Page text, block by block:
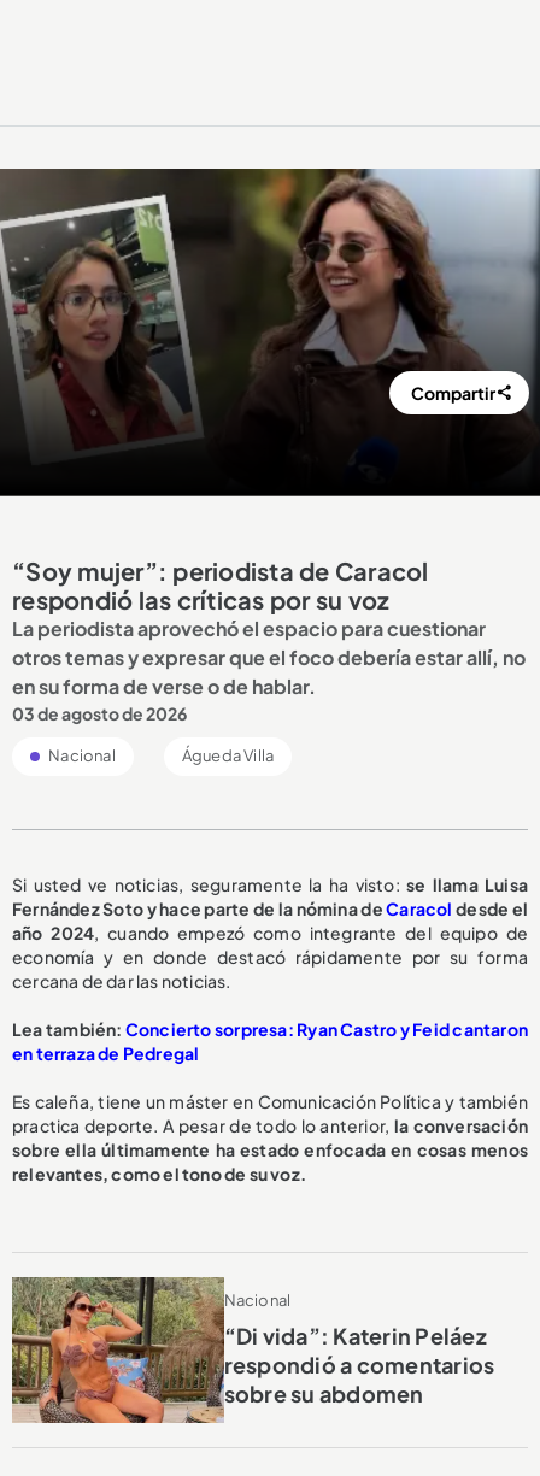
Compartir
“Soy mujer”: periodista de Caracol
respondió las críticas por su voz
La periodista aprovechó el espacio para cuestionar
otros temas y expresar que el foco debería estar allí, no
en su forma de verse o de hablar.
03 de agosto de 2026
Nacional Águeda Villa
Si usted ve noticias, seguramente la ha visto:se llama Luisa
Fernández Soto y hace parte de la nómina deCaracol desde el
año 2024, cuando empezó como integrante del equipo de
economía y en donde destacó rápidamente por su forma
cercana de dar las noticias.
Lea también: Concierto sorpresa: Ryan Castro y Feid cantaron
en terraza de Pedregal
Es caleña, tiene un máster en Comunicación Política y también
practica deporte. A pesar de todo lo anterior, la conversación
sobre ella últimamente ha estado enfocada en cosas menos
relevantes, como el tono de su voz.
Nacional
“Di vida”: Katerin Peláez
respondió a comentarios
sobre su abdomen